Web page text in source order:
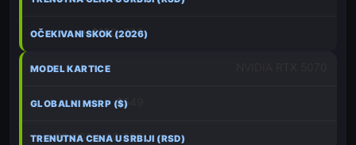
+ $100–200
$549
80.000 – 90.000